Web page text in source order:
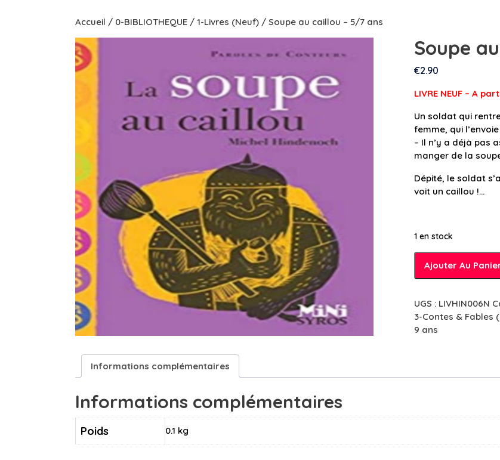
Accueil / 0-BIBLIOTHEQUE / 1-Livres (Neuf) / Soupe au caillou – 5/7 ans
Soupe
€2.90
LIVRE NEUF – A
Un soldat qui
femme, qui
– Il n’y a déjà pas
manger de la
Dépité, le soldat
voit un caillou !…
1 en stock
quantité
de
caillou
-
5/7
Ajouter Au
UGS : LIVHIN006N
3-Contes & Fables
9 ans
Informations complémentaires
Informations complémentaires
Poids 0.1 kg